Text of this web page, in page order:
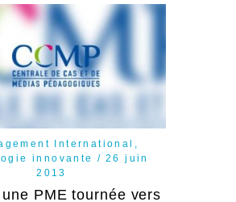
International ,
innovante
26 juin
2013
PME tournée vers